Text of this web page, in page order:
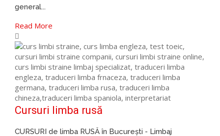
general...
Read More
Cursuri limba rusă
CURSURI de limba RUSĂ în București - Limbaj